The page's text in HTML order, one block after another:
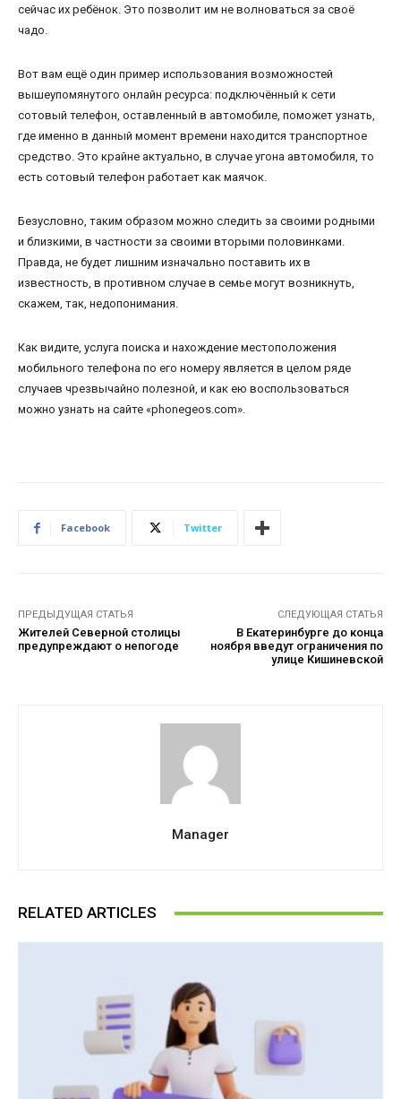
сейчас их ребёнок. Это позволит им не волноваться за своё
чадо.
Вот вам ещё один пример использования возможностей
вышеупомянутого онлайн ресурса: подключённый к сети
сотовый телефон, оставленный в автомобиле, поможет узнать,
где именно в данный момент времени находится транспортное
средство. Это крайне актуально, в случае угона автомобиля, то
есть сотовый телефон работает как маячок.
Безусловно, таким образом можно следить за своими родными
и близкими, в частности за своими вторыми половинками.
Правда, не будет лишним изначально поставить их в
известность, в противном случае в семье могут возникнуть,
скажем, так, недопонимания.
Как видите, услуга поиска и нахождение местоположения
мобильного телефона по его номеру является в целом ряде
случаев чрезвычайно полезной, и как ею воспользоваться
можно узнать на сайте «phonegeos.com».
Facebook Twitter
ПРЕДЫДУЩАЯ СТАТЬЯ
Жителей Северной столицы
предупреждают о непогоде
СЛЕДУЮЩАЯ СТАТЬЯ
В Екатеринбурге до конца
ноября введут ограничения по
улице Кишиневской
Manager
RELATED ARTICLES